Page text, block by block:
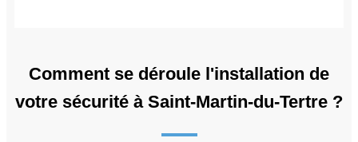
Comment se déroule l'installation de
votre sécurité à Saint-Martin-du-Tertre ?